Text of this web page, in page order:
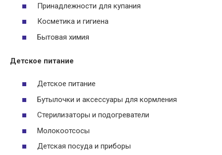
Принадлежности для купания
Косметика и гигиена
Бытовая химия
Детское питание
Детское питание
Бутылочки и аксессуары для кормления
Стерилизаторы и подогреватели
Молокоотсосы
Детская посуда и приборы